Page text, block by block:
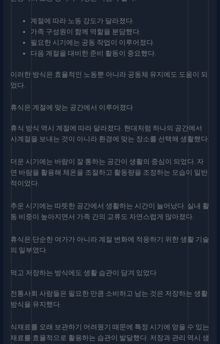
계절에 따라 노동 강도가 달라졌다.
가족 구성원이 함께 역할을 분담했다.
필요한 시기에는 공동 작업이 이루어졌다.
다음 계절을 대비한 준비 활동이 중요했다.
이러한 방식은 효율적인 노동뿐 아니라 공동체 유지에도 도움이 되
었다.
휴식은 계절에 맞는 공간에서 이루어졌다
휴식 방식 역시 계절에 따라 달라졌다. 현대처럼 하나의 공간에서
사계절을 보내는 것이 아니라 환경에 맞는 장소를 선택해 생활했다.
더운 시기에는 바람이 잘 통하는 공간이 생활의 중심이 되었다. 자
연 바람을 활용해 체온을 조절하고 활동량을 조정하는 모습이 일반
적이었다.
추운 시기에는 따뜻한 공간에서 생활하는 시간이 늘어났다. 실내 활
동 비중이 높아지면서 가족 간의 교류도 자연스럽게 많아졌다.
휴식은 단순한 여가가 아니라 계절 변화에 적응하기 위한 생활 기술
의 일부였다.
먹고 저장하는 방식에도 생활 습관이 담겨 있었다
전통사회 사람들은 필요한 만큼 소비하고 남는 것은 저장하는 생활
방식을 유지했다.
식재료를 오래 보관하기 어려웠기 때문에 특정 시기에 얻을 수 있는
재료를 효율적으로 활용하는 습관이 발달했다. 저장과 관리 역시 생